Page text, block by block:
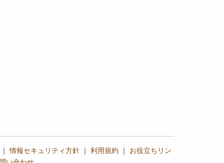
｜情報セキュリティ方針 ｜ 利用規約 ｜ お役立ちリン